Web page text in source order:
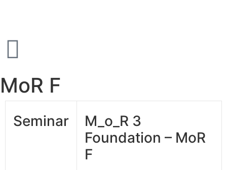
MoR F
Seminar
M_o_R 3
Foundation – MoR
F